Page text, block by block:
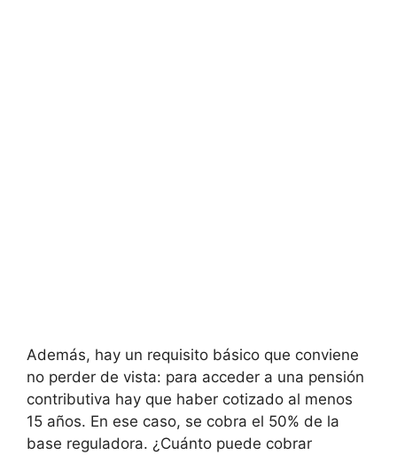
Además, hay un requisito básico que conviene
no perder de vista: para acceder a una pensión
contributiva hay que haber cotizado al menos
15 años. En ese caso, se cobra el 50% de la
base reguladora. ¿Cuánto puede cobrar